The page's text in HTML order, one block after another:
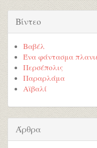
Βίντεο
Βαβέλ
Ένα φάντασμα
Περσέπολις
Παραρλάμα
Αϊβαλί
Άρθρα